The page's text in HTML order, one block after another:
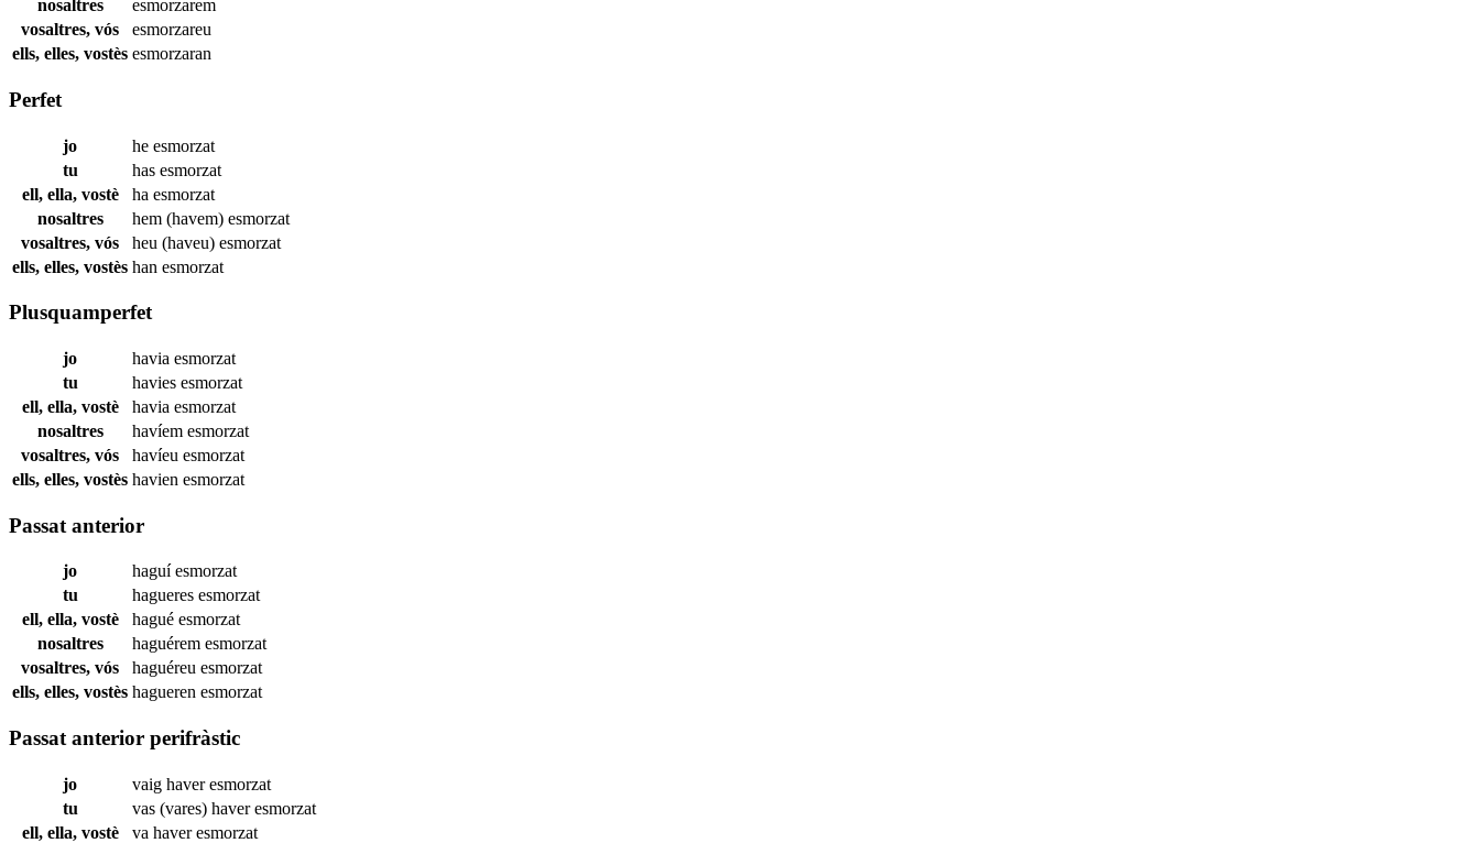
nosaltres
esmorzarem
vosaltres, vós
esmorzareu
ells, elles, vostès esmorzaran
Perfet
jo he esmorzat
tu
has esmorzat
ell, ella, vostè
ha esmorzat
nosaltres
hem (havem) esmorzat
vosaltres, vós
heu (haveu) esmorzat
ells, elles, vostès han esmorzat
Plusquamperfet
jo havia esmorzat
tu
havies esmorzat
ell, ella, vostè
havia esmorzat
nosaltres
havíem esmorzat
vosaltres, vós
havíeu esmorzat
ells, elles, vostès havien esmorzat
Passat anterior
jo haguíesmorzat
tu
hagueres esmorzat
ell, ella, vostè
hagué esmorzat
nosaltres
haguérem esmorzat
vosaltres, vós
haguéreu esmorzat
ells, elles, vostès hagueren esmorzat
Passat anterior perifràstic
jo vaig haveresmorzat
tu
vas (vares) haveresmorzat
ell, ella, vostè
va haveresmorzat